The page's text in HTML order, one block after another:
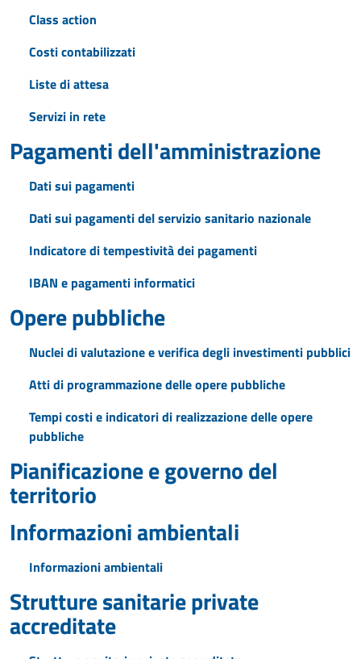
Class action
Costi contabilizzati
Liste di attesa
Servizi in rete
Pagamenti dell'amministrazione
Dati sui pagamenti
Dati sui pagamenti del servizio sanitario nazionale
Indicatore di tempestività dei pagamenti
IBAN e pagamenti informatici
Opere pubbliche
Nuclei di valutazione e verifica degli investimenti pubblici
Atti di programmazione delle opere pubbliche
Tempi costi e indicatori di realizzazione delle opere
pubbliche
Pianificazione e governo del
territorio
Informazioni ambientali
Informazioni ambientali
Strutture sanitarie private
accreditate